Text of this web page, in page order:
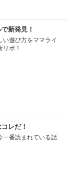
新発見！
い遊び方をママライ
ポ！
レだ！
一番読まれている話